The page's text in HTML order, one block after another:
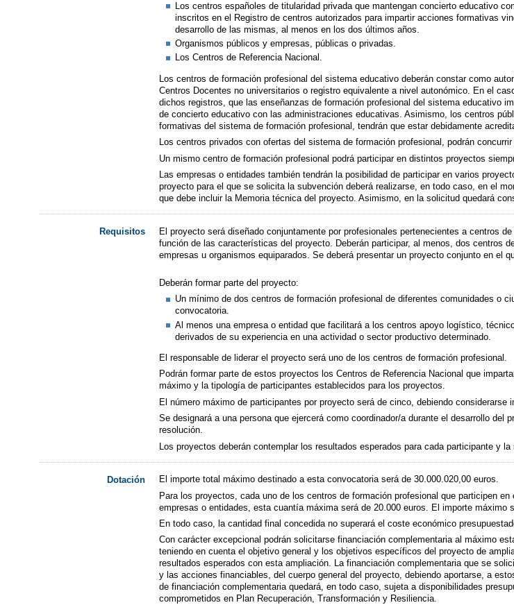
Los centros españoles de titularidad privada que mantengan concierto educativo
inscritos en el Registro de centros autorizados para impartir acciones formativas
desarrollo de las mismas, al menos en los dos últimos años.
Organismos públicos y empresas, públicas o privadas.
Los Centros de Referencia Nacional.
Los centros de formación profesional del sistema educativo deberán constar como
Centros Docentes no universitarios o registro equivalente a nivel autonómico. En el
dichos registros, que las enseñanzas de formación profesional del sistema educativo
de concierto educativo con las administraciones educativas. Asimismo, los centros
formativas del sistema de formación profesional, tendrán que estar debidamente
Los centros privados con ofertas del sistema de formación profesional, podrán
Un mismo centro de formación profesional podrá participar en distintos proyectos
Las empresas o entidades también tendrán la posibilidad de participar en varios
proyecto para el que se solicita la subvención deberá realizarse, en todo caso, en el
que debe incluir la Memoria técnica del proyecto. Asimismo, en la solicitud quedará
Requisitos
El proyecto será diseñado conjuntamente por profesionales pertenecientes a centros
función de las características del proyecto. Deberán participar, al menos, dos centros
empresas u organismos equiparados. Se deberá presentar un proyecto conjunto en el
Deberán formar parte del proyecto:
Un mínimo de dos centros de formación profesional de diferentes comunidades o
convocatoria.
Al menos una empresa o entidad que facilitará a los centros apoyo logístico,
derivados de su experiencia en una actividad o sector productivo determinado.
El responsable de liderar el proyecto será uno de los centros de formación profesional.
Podrán formar parte de estos proyectos los Centros de Referencia Nacional que
máximo y la tipología de participantes establecidos para los proyectos.
El número máximo de participantes por proyecto será de cinco, debiendo
Se designará a una persona que ejercerá como coordinador/a durante el desarrollo
resolución.
Los proyectos deberán contemplar los resultados esperados para cada participante y
Dotación
El importe total máximo destinado a esta convocatoria será de 30.000.020,00 euros.
Para los proyectos, cada uno de los centros de formación profesional que participen
empresas o entidades, esta cuantía máxima será de 20.000 euros. El importe máximo
En todo caso, la cantidad final concedida no superará el coste económico
Con carácter excepcional podrán solicitarse financiación complementaria al máximo
teniendo en cuenta el objetivo general y los objetivos específicos del proyecto de
resultados esperados con esta ampliación. La financiación complementaria que se
y las acciones financiables, del cuerpo general del proyecto, debiendo aportarse, a
de financiación complementaria quedará, en todo caso, sujeta a disponibilidades
comprometidos en Plan Recuperación, Transformación y Resiliencia.